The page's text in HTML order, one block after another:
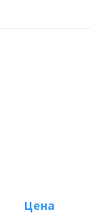
Цена